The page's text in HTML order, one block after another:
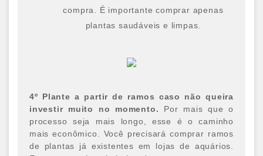
compra. É importante comprar apenas
plantas saudáveis e limpas.
4º Plante a partir de ramos caso não queira
investir muito no momento. Por mais que o
processo seja mais longo, esse é o caminho
mais econômico. Você precisará comprar ramos
de plantas já existentes em lojas de aquários.